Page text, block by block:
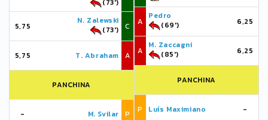
(73')
5,75
N. Zalewski
(73')
C
5,75 T. Abraham A
PANCHINA
- M. Svilar P
A
Pedro
(69')
6,25
A
M. Zaccagni
(85')
6,25
PANCHINA
P Luís Maximiano -